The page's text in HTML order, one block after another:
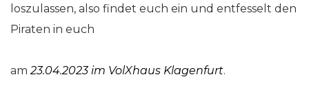
loszulassen, also findet euch ein und entfesselt den
Piraten in euch
am23.04.2023 im VolXhaus Klagenfurt.